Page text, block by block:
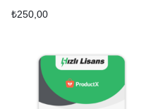
₺250,00